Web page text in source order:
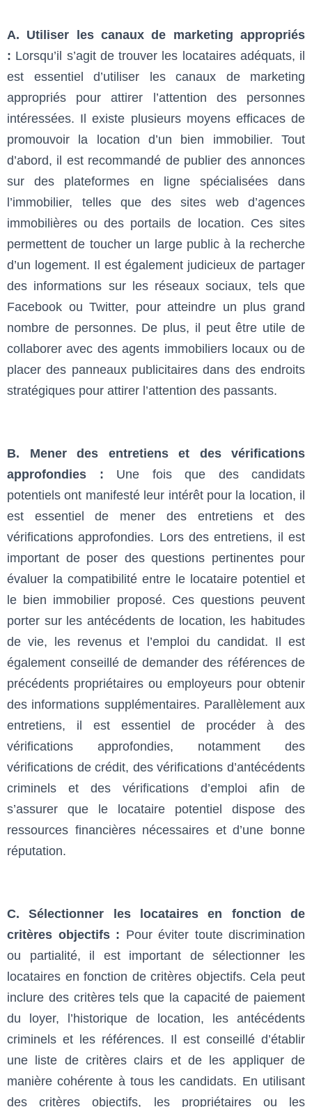
A. Utiliser les canaux de marketing appropriés
: Lorsqu’il s’agit de trouver les locataires adéquats, il
est essentiel d’utiliser les canaux de marketing
appropriés pour attirer l’attention des personnes
intéressées. Il existe plusieurs moyens efficaces de
promouvoir la location d’un bien immobilier. Tout
d’abord, il est recommandé de publier des annonces
sur des plateformes en ligne spécialisées dans
l’immobilier, telles que des sites web d’agences
immobilières ou des portails de location. Ces sites
permettent de toucher un large public à la recherche
d’un logement. Il est également judicieux de partager
des informations sur les réseaux sociaux, tels que
Facebook ou Twitter, pour atteindre un plus grand
nombre de personnes. De plus, il peut être utile de
collaborer avec des agents immobiliers locaux ou de
placer des panneaux publicitaires dans des endroits
stratégiques pour attirer l’attention des passants.
B. Mener des entretiens et des vérifications
approfondies : Une fois que des candidats
potentiels ont manifesté leur intérêt pour la location, il
est essentiel de mener des entretiens et des
vérifications approfondies. Lors des entretiens, il est
important de poser des questions pertinentes pour
évaluer la compatibilité entre le locataire potentiel et
le bien immobilier proposé. Ces questions peuvent
porter sur les antécédents de location, les habitudes
de vie, les revenus et l’emploi du candidat. Il est
également conseillé de demander des références de
précédents propriétaires ou employeurs pour obtenir
des informations supplémentaires. Parallèlement aux
entretiens, il est essentiel de procéder à des
vérifications approfondies, notamment des
vérifications de crédit, des vérifications d’antécédents
criminels et des vérifications d’emploi afin de
s’assurer que le locataire potentiel dispose des
ressources financières nécessaires et d’une bonne
réputation.
C. Sélectionner les locataires en fonction de
critères objectifs : Pour éviter toute discrimination
ou partialité, il est important de sélectionner les
locataires en fonction de critères objectifs. Cela peut
inclure des critères tels que la capacité de paiement
du loyer, l’historique de location, les antécédents
criminels et les références. Il est conseillé d’établir
une liste de critères clairs et de les appliquer de
manière cohérente à tous les candidats. En utilisant
des critères objectifs, les propriétaires ou les